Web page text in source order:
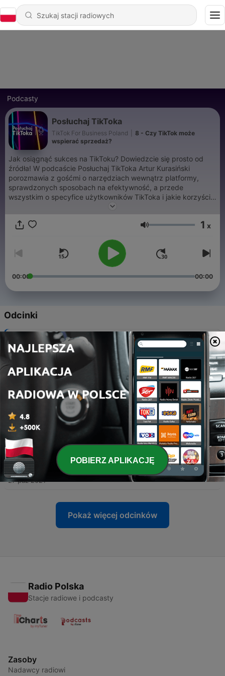
Podcasty
Posłuchaj TikToka
TikTok For Business Poland
8 - Czy TikTok może
wspierać sprzedaż?
Jak osiągnąć sukces na TikToku? Dowiedzcie się prosto od
źródła! W podcaście Posłuchaj TikToka Artur Kurasiński
porozmawia z gośćmi o narzędziach wewnątrz platformy,
sprawdzonych sposobach na efektywność, a przede
wszystkim o specyfice użytkowników TikToka i jakie korzyści
płyną dla marketerów z wykorzystywania go w swoich
Głośność 1 x
00:00 00:00
Odcinki
Czy TikTok może wspierać sprzedaż?
23 lis 2021
7 - Jak reklamować się na TikToku?
Prywatność i bezpieczeństwo na TikToku
09 lis 2021
Jak współpracować z twórcami na TikToku?
03 lis 2021
4 - Best of TikTok: jak tworzyć kreatywne treści?
27 paź 2021
Pokaż więcej odcinków
Radio Polska
Stacje radiowe i podcasty
Zasoby
Nadawcy radiowi
POBIERZ APLIKACJĘ